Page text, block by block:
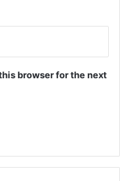
browser for the next